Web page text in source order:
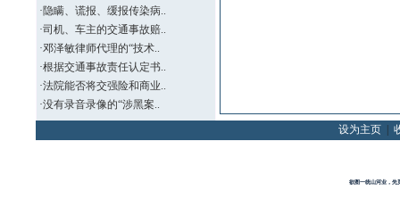
·隐瞒、谎报、缓报传染病..
·司机、车主的交通事故赔..
·邓泽敏律师代理的“技术..
·根据交通事故责任认定书..
·法院能否将交强险和商业..
·没有录音录像的“涉黑案..
设为主页
欲图一统山河业，